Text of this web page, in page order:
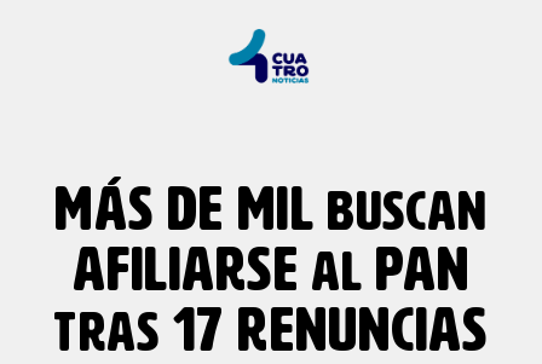
MÁS DE MIL BUSCAN
AFILIARSE AL PAN
TRAS 17 RENUNCIAS